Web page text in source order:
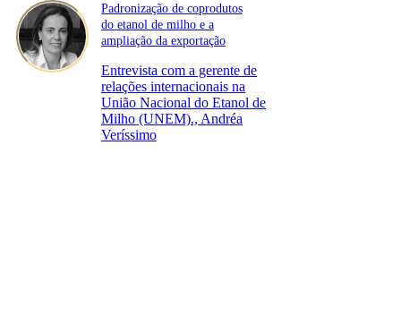
Padronização de coprodutos
do etanol de milho e a
ampliação da exportação
Entrevista com a gerente de
relações internacionais na
União Nacional do Etanol de
Milho (UNEM)., Andréa
Veríssimo